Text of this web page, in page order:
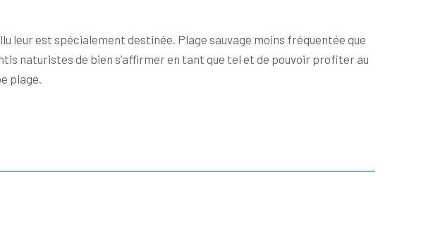
leur est spécialement destinée. Plage sauvage moins fréquentée que
naturistes de bien s’affirmer en tant que tel et de pouvoir profiter au
plage.